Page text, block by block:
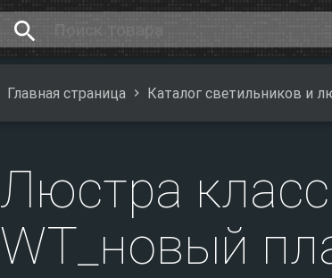
search
Главная страница Каталог светильников и
Люстра
WT_новый